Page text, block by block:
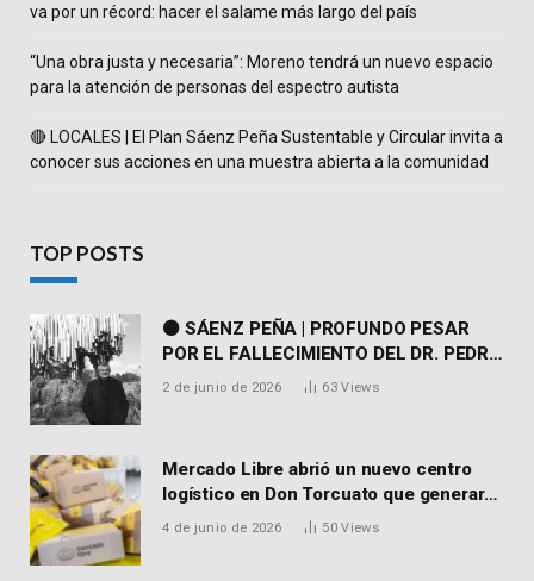
va por un récord: hacer el salame más largo del país
“Una obra justa y necesaria”: Moreno tendrá un nuevo espacio
para la atención de personas del espectro autista
🔴 LOCALES | El Plan Sáenz Peña Sustentable y Circular invita a
conocer sus acciones en una muestra abierta a la comunidad
TOP POSTS
⚫ SÁENZ PEÑA | PROFUNDO PESAR
POR EL FALLECIMIENTO DEL DR. PEDRO
MARTORELL
2 de junio de 2026 63Views
Mercado Libre abrió un nuevo centro
logístico en Don Torcuato que generará
900 empleos: cómo enviar el CV
4 de junio de 2026 50Views